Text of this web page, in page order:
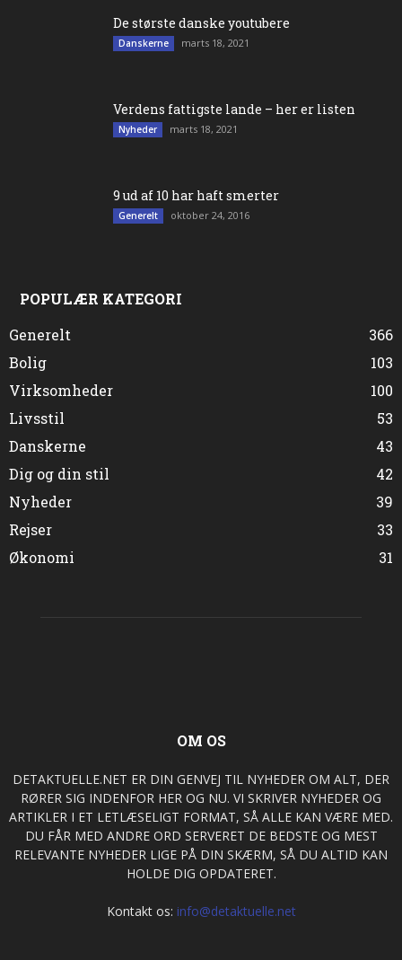
De største danske youtubere
Danskerne marts 18, 2021
Verdens fattigste lande – her er listen
Nyheder marts 18, 2021
9 ud af 10 har haft smerter
Generelt oktober 24, 2016
POPULÆR KATEGORI
Generelt
366
Bolig
103
Virksomheder
100
Livsstil
53
Danskerne
43
Dig og din stil
42
Nyheder
39
Rejser
33
Økonomi
31
OM OS
DETAKTUELLE.NET ER DIN GENVEJ TIL NYHEDER OM ALT, DER
RØRER SIG INDENFOR HER OG NU. VI SKRIVER NYHEDER OG
ARTIKLER I ET LETLÆSELIGT FORMAT, SÅ ALLE KAN VÆRE MED.
DU FÅR MED ANDRE ORD SERVERET DE BEDSTE OG MEST
RELEVANTE NYHEDER LIGE PÅ DIN SKÆRM, SÅ DU ALTID KAN
HOLDE DIG OPDATERET.
Kontakt os: info@detaktuelle.net